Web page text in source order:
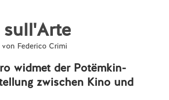
Federico Crimi
widmet der Potëmkin-
zwischen Kino und